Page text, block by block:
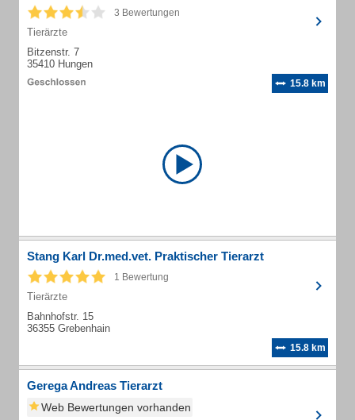
3 Bewertungen
Tierärzte
Bitzenstr. 7
35410 Hungen
15.8 km
Stang Karl Dr.med.vet. Praktischer Tierarzt
1 Bewertung
Tierärzte
Bahnhofstr. 15
36355 Grebenhain
15.8 km
Gerega Andreas Tierarzt
Web Bewertungen vorhanden